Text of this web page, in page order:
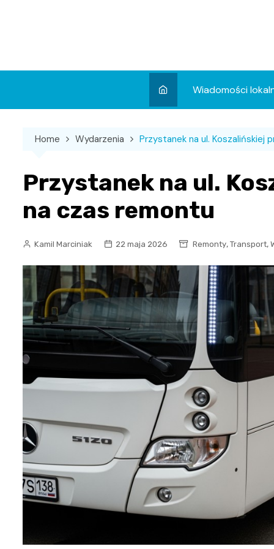
Wiadomości
Wydarzenia
Sport
Home Wydarzenia Przystanek na ul. Koszalińskiej
Przystanek na ul.
na czas remontu
Kamil Marciniak 22 maja 2026 Remonty, Transport,